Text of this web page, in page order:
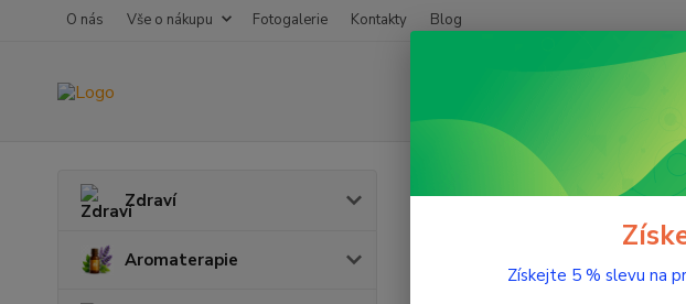
O nás Vše o nákupu Fotogalerie Kontakty Blog
Zdraví
Aromaterapie
Přírodní kosmetika Obaly
Kapací pipeta
Získejte 5 % slevu na